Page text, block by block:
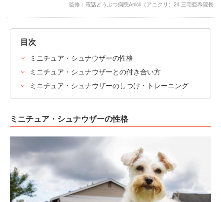
監修：電話どうぶつ病院Anicli（アニクリ）24 三宅亜希院長
目次
ミニチュア・シュナウザーの性格
ミニチュア・シュナウザーとの付き合い方
ミニチュア・シュナウザーのしつけ・トレーニング
ミニチュア・シュナウザーの性格